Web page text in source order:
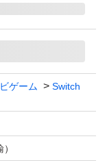
ゲーム
Switch